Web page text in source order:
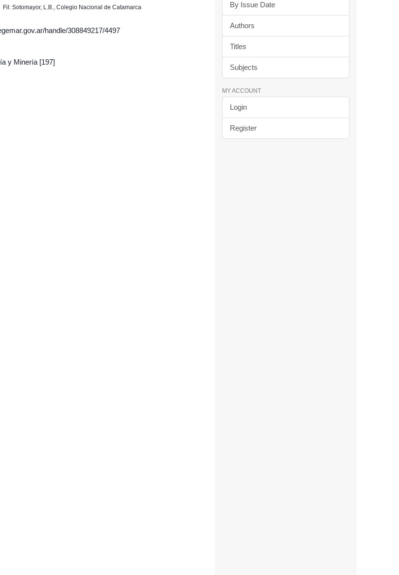
Fil: Sotomayor, L.B., Colegio Nacional de Catamarca
handle/308849217/4497
y Minería [197]
By Issue Date
Authors
Titles
Subjects
MY ACCOUNT
Login
Register